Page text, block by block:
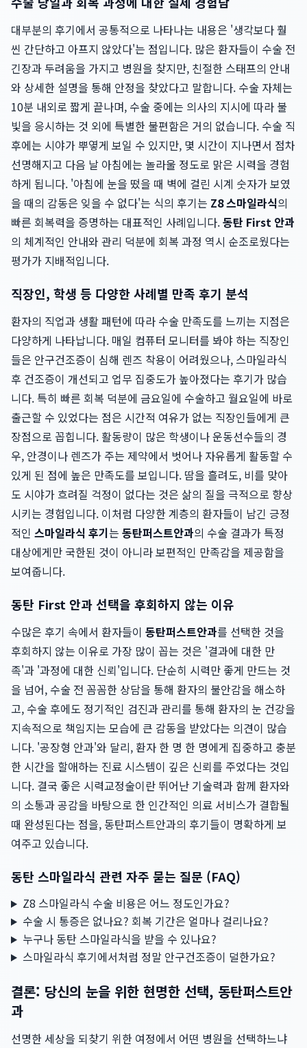
대부분의 후기에서 공통적으로 나타나는 내용은 '생각보다 훨
씬 간단하고 아프지 않았다'는 점입니다. 많은 환자들이 수술 전
긴장과 두려움을 가지고 병원을 찾지만, 친절한 스태프의 안내
와 상세한 설명을 통해 안정을 찾았다고 말합니다. 수술 자체는
10분 내외로 짧게 끝나며, 수술 중에는 의사의 지시에 따라 불
빛을 응시하는 것 외에 특별한 불편함은 거의 없습니다. 수술 직
후에는 시야가 뿌옇게 보일 수 있지만, 몇 시간이 지나면서 점차
선명해지고 다음 날 아침에는 놀라울 정도로 맑은 시력을 경험
하게 됩니다. '아침에 눈을 떴을 때 벽에 걸린 시계 숫자가 보였
을 때의 감동은 잊을 수 없다'는 식의 후기는 Z8 스마일라식의
빠른 회복력을 증명하는 대표적인 사례입니다.동탄 First 안과
의 체계적인 안내와 관리 덕분에 회복 과정 역시 순조로웠다는
평가가 지배적입니다.
직장인, 학생 등 다양한 사례별 만족 후기 분석
환자의 직업과 생활 패턴에 따라 수술 만족도를 느끼는 지점은
다양하게 나타납니다. 매일 컴퓨터 모니터를 봐야 하는 직장인
들은 안구건조증이 심해 렌즈 착용이 어려웠으나, 스마일라식
후 건조증이 개선되고 업무 집중도가 높아졌다는 후기가 많습
니다. 특히 빠른 회복 덕분에 금요일에 수술하고 월요일에 바로
출근할 수 있었다는 점은 시간적 여유가 없는 직장인들에게 큰
장점으로 꼽힙니다. 활동량이 많은 학생이나 운동선수들의 경
우, 안경이나 렌즈가 주는 제약에서 벗어나 자유롭게 활동할 수
있게 된 점에 높은 만족도를 보입니다. 땀을 흘려도, 비를 맞아
도 시야가 흐려질 걱정이 없다는 것은 삶의 질을 극적으로 향상
시키는 경험입니다. 이처럼 다양한 계층의 환자들이 남긴 긍정
적인 스마일라식 후기는 동탄퍼스트안과의 수술 결과가 특정
대상에게만 국한된 것이 아니라 보편적인 만족감을 제공함을
보여줍니다.
동탄 First 안과 선택을 후회하지 않는 이유
수많은 후기 속에서 환자들이 동탄퍼스트안과를 선택한 것을
후회하지 않는 이유로 가장 많이 꼽는 것은 '결과에 대한 만
족'과 '과정에 대한 신뢰'입니다. 단순히 시력만 좋게 만드는 것
을 넘어, 수술 전 꼼꼼한 상담을 통해 환자의 불안감을 해소하
고, 수술 후에도 정기적인 검진과 관리를 통해 환자의 눈 건강을
지속적으로 책임지는 모습에 큰 감동을 받았다는 의견이 많습
니다. '공장형 안과'와 달리, 환자 한 명 한 명에게 집중하고 충분
한 시간을 할애하는 진료 시스템이 깊은 신뢰를 주었다는 것입
니다. 결국 좋은 시력교정술이란 뛰어난 기술력과 함께 환자와
의 소통과 공감을 바탕으로 한 인간적인 의료 서비스가 결합될
때 완성된다는 점을, 동탄퍼스트안과의 후기들이 명확하게 보
여주고 있습니다.
동탄 스마일라식 관련 자주 묻는 질문 (FAQ)
Z8 스마일라식 수술 비용은 어느 정도인가요?
수술 시 통증은 없나요? 회복 기간은 얼마나 걸리나요?
누구나 동탄 스마일라식을 받을 수 있나요?
스마일라식 후기에서처럼 정말 안구건조증이 덜한가요?
결론: 당신의 눈을 위한 현명한 선택, 동탄퍼스트안
과
선명한 세상을 되찾기 위한 여정에서 어떤 병원을 선택하느냐